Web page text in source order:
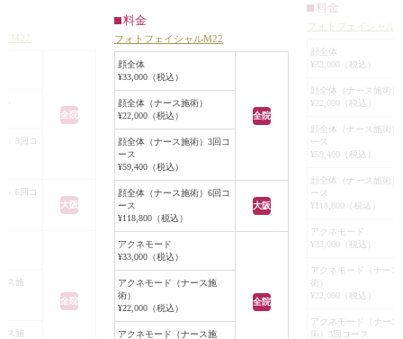
フェイシャルM22
みの濃い部分に照
けピリッとする程
々に薄く、目立た
M22
全院
）3回コ
）6回コ
大阪
全院
ス施
ス施
せたオーダーメイドの治療ができる
のが魅力です。
患者様のお写真は3回照射後のお写
真です。
お顔全体に目立つシミがございまし
たが、3回照射しただけで目立つシ
ミが薄くなり見違えるように顔色が
明るく見えるようになりました。
ます。
ご希望の方は、お問い合わせくださ
いませ。
料金
フォトフェイシャルM22
顔全体
¥33,000（税込）
全院
顔全体（ナース施術）
¥22,000（税込）
顔全体（ナース施術）3回コ
ース
¥59,400（税込）
顔全体（ナース施術）6回コ
ース
¥118,800（税込）
大阪
アクネモード
¥33,000（税込）
全院
アクネモード（ナース施
術）
¥22,000（税込）
アクネモード（ナース施
料金
フォトフェイシャル
顔全体
¥33,000（税込）
顔全体（ナース施術）
¥22,000（税込）
顔全体（ナース施術）
ース
¥59,400（税込）
顔全体（ナース施術）
ース
¥118,800（税込）
アクネモード
¥33,000（税込）
アクネモード（ナース
術）
¥22,000（税込）
アクネモード（ナース
術）3回コース